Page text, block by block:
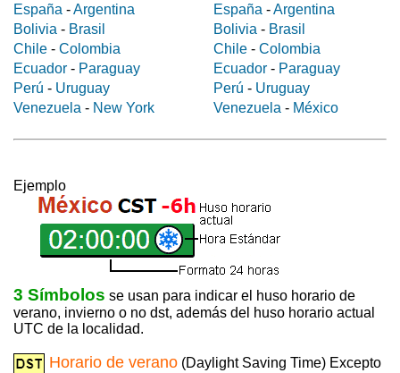
España -Argentina
Bolivia - Brasil
Chile - Colombia
Ecuador - Paraguay
Perú - Uruguay
Venezuela - New York
España -Argentina
Bolivia - Brasil
Chile - Colombia
Ecuador - Paraguay
Perú - Uruguay
Venezuela - México
Ejemplo
3 Símbolos se usan para indicar el huso horario de
verano, invierno o no dst, además del huso horario actual
UTC de la localidad.
Horario de verano (Daylight Saving Time) Excepto